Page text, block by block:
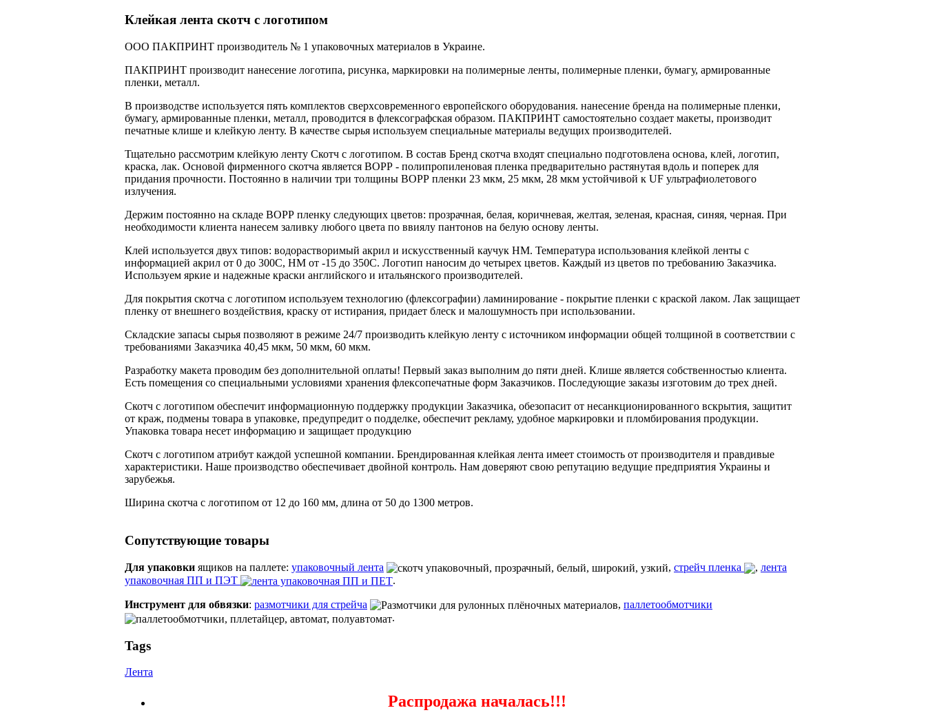
Клейкая лента скотч с логотипом
ООО ПАКПРИНТ производитель № 1 упаковочных материалов в Украине.
ПАКПРИНТ производит нанесение логотипа, рисунка, маркировки на полимерные ленты, полимерные пленки, бумагу, армированные
пленки, металл.
В производстве используется пять комплектов сверхсовременного европейского оборудования. нанесение бренда на полимерные пленки,
бумагу, армированные пленки, металл, проводится в флексографская образом. ПАКПРИНТ самостоятельно создает макеты, производит
печатные клише и клейкую ленту. В качестве сырья используем специальные материалы ведущих производителей.
Тщательно рассмотрим клейкую ленту Скотч с логотипом. В состав Бренд скотча входят специально подготовлена основа, клей, логотип,
краска, лак. Основой фирменного скотча является ВОРР - полипропиленовая пленка предварительно растянутая вдоль и поперек для
придания прочности. Постоянно в наличии три толщины ВОРР пленки 23 мкм, 25 мкм, 28 мкм устойчивой к UF ультрафиолетового
излучения.
Держим постоянно на складе ВОРР пленку следующих цветов: прозрачная, белая, коричневая, желтая, зеленая, красная, синяя, черная. При
необходимости клиента нанесем заливку любого цвета по ввиялу пантонов на белую основу ленты.
Клей используется двух типов: водорастворимый акрил и искусственный каучук НМ. Температура использования клейкой ленты с
информацией акрил от 0 до 300С, НМ от -15 до 350С. Логотип наносим до четырех цветов. Каждый из цветов по требованию Заказчика.
Используем яркие и надежные краски английского и итальянского производителей.
Для покрытия скотча с логотипом используем технологию (флексографии) ламинирование - покрытие пленки с краской лаком. Лак защищает
пленку от внешнего воздействия, краску от истирания, придает блеск и малошумность при использовании.
Складские запасы сырья позволяют в режиме 24/7 производить клейкую ленту с источником информации общей толщиной в соответствии с
требованиями Заказчика 40,45 мкм, 50 мкм, 60 мкм.
Разработку макета проводим без дополнительной оплаты! Первый заказ выполним до пяти дней. Клише является собственностью клиента.
Есть помещения со специальными условиями хранения флексопечатные форм Заказчиков. Последующие заказы изготовим до трех дней.
Скотч с логотипом обеспечит информационную поддержку продукции Заказчика, обезопасит от несанкционированного вскрытия, защитит
от краж, подмены товара в упаковке, предупредит о подделке, обеспечит рекламу, удобное маркировки и пломбирования продукции.
Упаковка товара несет информацию и защищает продукцию
Скотч с логотипом атрибут каждой успешной компании. Брендированная клейкая лента имеет стоимость от производителя и правдивые
характеристики. Наше производство обеспечивает двойной контроль. Нам доверяют свою репутацию ведущие предприятия Украины и
зарубежья.
Ширина скотча с логотипом от 12 до 160 мм, длина от 50 до 1300 метров.
Сопутствующие товары
Для упаковки ящиков на паллете: упаковочный лента , стрейч пленка , лента
упаковочная ПП и ПЭТ
.
Инструмент для обвязки: размотчики для стрейча , паллетообмотчики
.
Tags
Лента
Распродажа началась!!!